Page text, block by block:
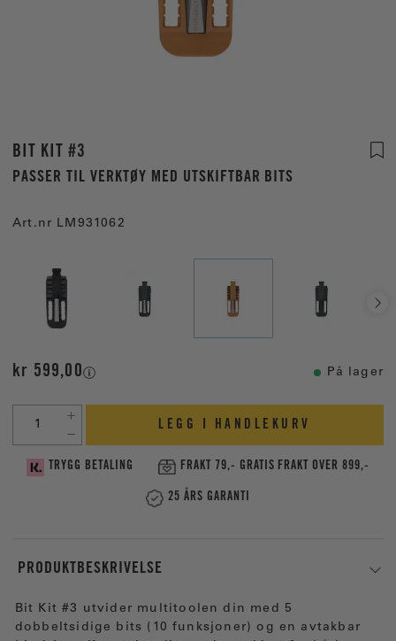
BIT KIT #3
PASSER TIL VERKTØY MED UTSKIFTBAR BITS
Art.nr LM931062
kr 599,00 På lager
LEGG I HANDLEKURV
TRYGG BETALING FRAKT 79,- GRATIS FRAKT OVER 899,-
25 ÅRS GARANTI
PRODUKTBESKRIVELSE
Bit Kit #3 utvider multitoolen din med 5
dobbeltsidige bits (10 funksjoner) og en avtakbar